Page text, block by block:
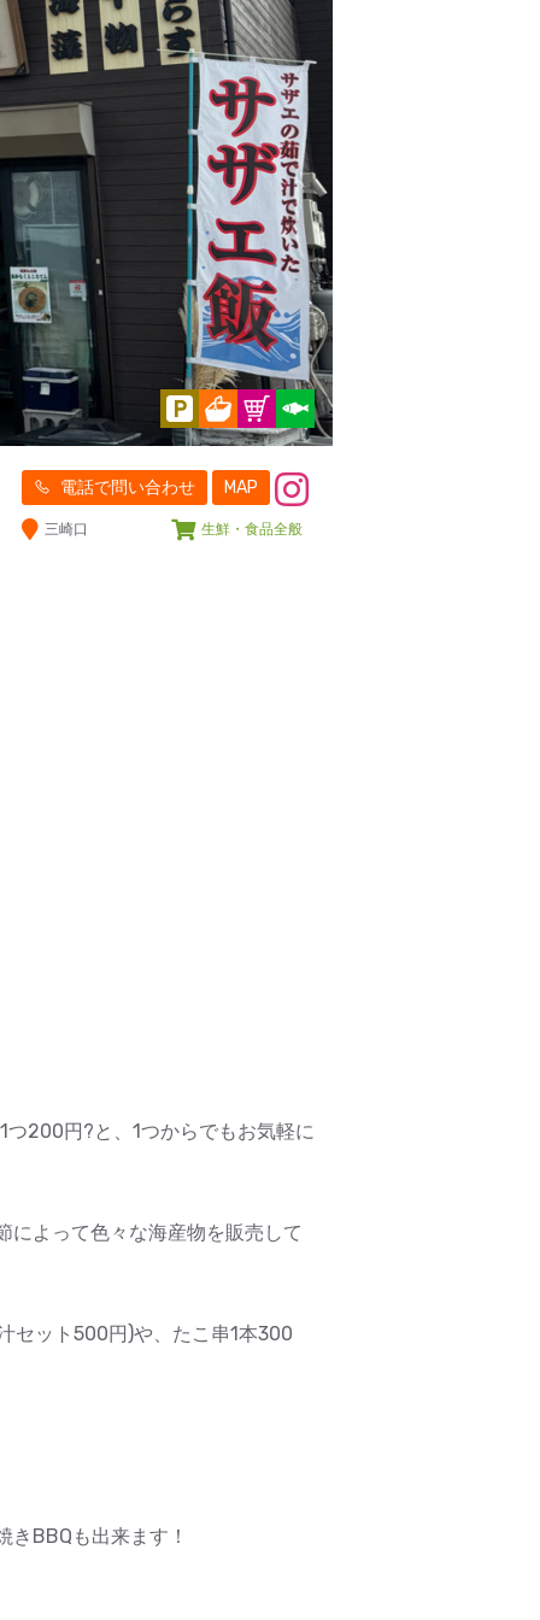
電話で問い合わせ MAP
三崎口 生鮮・食品全般
200円?と、1つからでもお気軽に
によって色々な海産物を販売して
セット500円)や、たこ串1本300
BBQも出来ます！